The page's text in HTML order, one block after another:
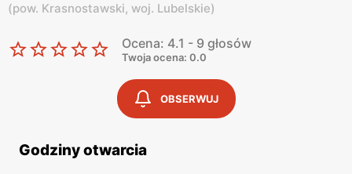
(pow. Krasnostawski, woj. Lubelskie)
Ocena: 4.1 - 9 głosów
Twoja ocena: 0.0
OBSERWUJ
Godziny otwarcia